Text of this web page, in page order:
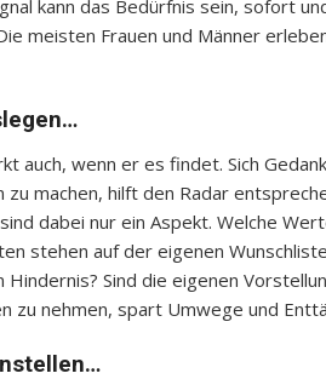
kann das Bedürfnis sein, sofort
meisten Frauen und Männer
auch, wenn er es findet. Sich
machen, hilft den Radar
dabei nur ein Aspekt. Welche
stehen auf der eigenen
Sind die eigenen
zu nehmen, spart Umwege und